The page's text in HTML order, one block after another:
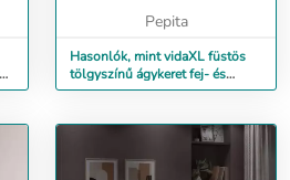
Pepita
Hasonlók, mint vidaXL füstös
tölgyszínű ágykeret fej- és
lábtámlával 200 x 200 cm